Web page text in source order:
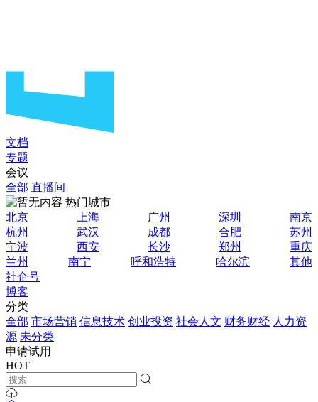
文档
专题
会议
全部 直播间
热门城市
北京
上海 广州 深圳
南京
杭州
武汉 成都 合肥
苏州
宁波
西安 长沙 郑州
重庆
兰州
南宁 呼和浩特 哈尔滨
其他
社企号
博客
分类
全部 市场营销 信息技术 创业投资 社会人文 财务财经 人力资
源 未分类
申请试用
HOT